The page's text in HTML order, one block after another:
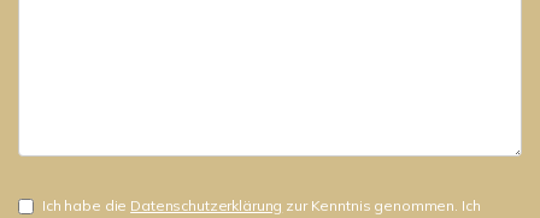
Ich habe die Datenschutzerklärung zur Kenntnis genommen. Ich